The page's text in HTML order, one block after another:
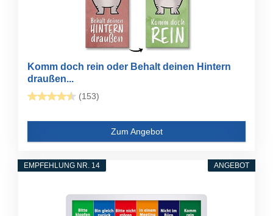
Komm doch rein oder Behalt deinen Hintern
draußen...
(153)
Zum Angebot
ANGEBOT
EMPFEHLUNG NR. 14